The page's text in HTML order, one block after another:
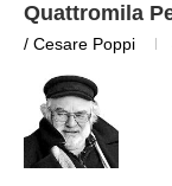
Quattromila
/ Cesare Poppi